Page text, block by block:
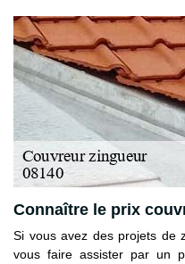
Connaître le prix
Si vous avez des projets de
vous faire assister par un